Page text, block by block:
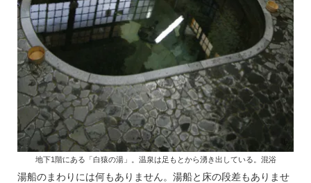
地下1階にある「白猿の湯」。温泉は足もとから湧き出している。混浴
湯船のまわりには何もありません。湯船と床の段差もありませ